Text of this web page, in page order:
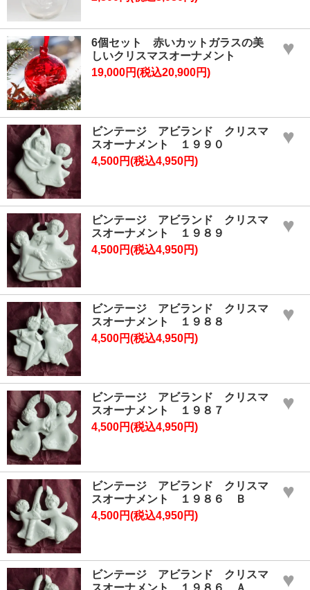
♥
6個セット 赤いカットガラスの美
しいクリスマスオーナメント
19,000円(税込20,900円)
♥
ビンテージ アビランド クリスマ
スオーナメント １９９０
4,500円(税込4,950円)
♥
ビンテージ アビランド クリスマ
スオーナメント １９８９
4,500円(税込4,950円)
♥
ビンテージ アビランド クリスマ
スオーナメント １９８８
4,500円(税込4,950円)
♥
ビンテージ アビランド クリスマ
スオーナメント １９８７
4,500円(税込4,950円)
♥
ビンテージ アビランド クリスマ
スオーナメント １９８６ Ｂ
4,500円(税込4,950円)
♥
ビンテージ アビランド クリスマ
スオーナメント １９８６ Ａ